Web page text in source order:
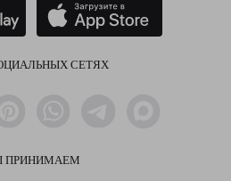
СЕТЯХ
ПРИНИМАЕМ